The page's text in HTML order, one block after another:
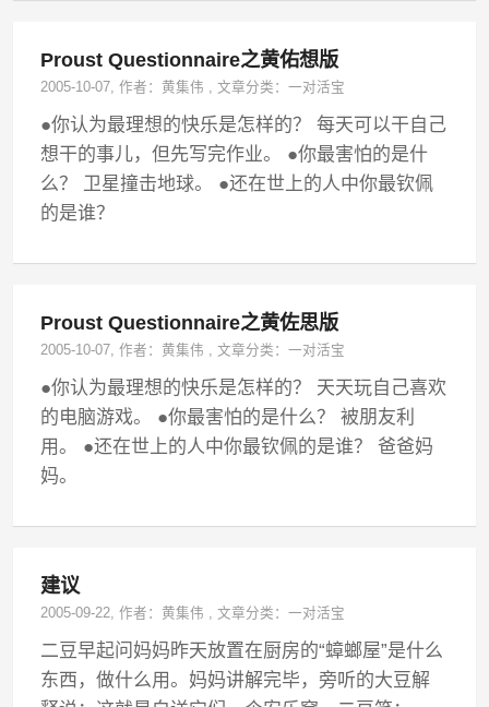
Proust Questionnaire之黄佑想版
2005-10-07, 作者：黄集伟 ,文章分类：一对活宝
●你认为最理想的快乐是怎样的？ 每天可以干自己
想干的事儿，但先写完作业。 ●你最害怕的是什
么？ 卫星撞击地球。 ●还在世上的人中你最钦佩
的是谁？
Proust Questionnaire之黄佐思版
2005-10-07, 作者：黄集伟 ,文章分类：一对活宝
●你认为最理想的快乐是怎样的？ 天天玩自己喜欢
的电脑游戏。 ●你最害怕的是什么？ 被朋友利
用。 ●还在世上的人中你最钦佩的是谁？ 爸爸妈
妈。
建议
2005-09-22, 作者：黄集伟 ,文章分类：一对活宝
二豆早起问妈妈昨天放置在厨房的“蟑螂屋”是什么
东西，做什么用。妈妈讲解完毕，旁听的大豆解